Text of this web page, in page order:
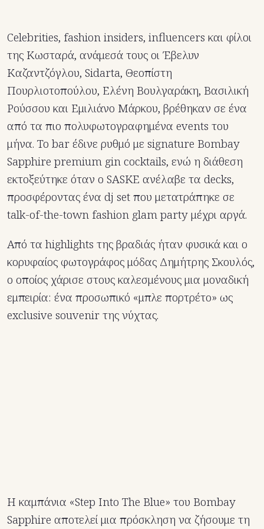
Celebrities, fashion insiders, influencers και φίλοι
της Κωσταρά, ανάμεσά τους οι Έβελυν
Καζαντζόγλου, Sidarta, Θεοπίστη
Πουρλιοτοπούλου, Ελένη Βουλγαράκη, Βασιλική
Ρούσσου και Εμιλιάνο Μάρκου, βρέθηκαν σε ένα
από τα πιο πολυφωτογραφημένα events του
μήνα. Το bar έδινε ρυθμό με signature Bombay
Sapphire premium gin cocktails, ενώ η διάθεση
εκτοξεύτηκε όταν ο SASKE ανέλαβε τα decks,
προσφέροντας ένα dj set που μετατράπηκε σε
talk-of-the-town fashion glam party μέχρι αργά.
Από τα highlights της βραδιάς ήταν φυσικά και ο
κορυφαίος φωτογράφος μόδας Δημήτρης Σκουλός,
ο οποίος χάρισε στους καλεσμένους μια μοναδική
εμπειρία: ένα προσωπικό «μπλε πορτρέτο» ως
exclusive souvenir της νύχτας.
Η καμπάνια «Step Into The Blue» του Bombay
Sapphire αποτελεί μια πρόσκληση να ζήσουμε τη